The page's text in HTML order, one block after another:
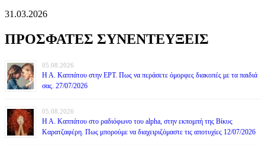
31.03.2026
ΠΡΟΣΦΑΤΕΣ ΣΥΝΕΝΤΕΥΞΕΙΣ
05.08.2026
Η Α. Καππάτου στην ΕΡΤ. Πως να περάσετε όμορφες διακοπές με τα παιδιά
σας. 27/07/2026
05.08.2026
Η Α. Καππάτου στο ραδιόφωνο του alpha, στην εκπομπή της Βίκυς
Καρατζαφέρη. Πως μπορούμε να διαχειριζόμαστε τις αποτυχίες 12/07/2026